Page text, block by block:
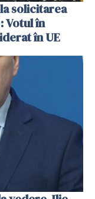
solicitarea
Votul în
în UE